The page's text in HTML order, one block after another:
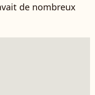
de nombreux